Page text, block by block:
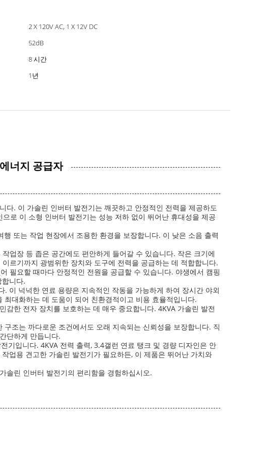
2 X 120V AC, 1 X 12V DC
52dB
8 시간
1년
너지 공급자
. 이 가솔린 인버터 발전기는 깨끗하고 안정적인 전력을 제공하도
로 이 소형 인버터 발전기는 성능 저하 없이 뛰어난 휴대성을 제공
또는 작업 현장에서 조용한 환경을 보장합니다. 이 낮은 소음 출력
업장 등 좁은 공간에도 편안하게 들어갈 수 있습니다. 작은 크기에
르기까지 광범위한 장치와 도구에 전력을 공급하는 데 적합합니다.
필요할 때마다 안정적인 전원을 공급할 수 있습니다. 야생에서 캠핑
니다.
이 넉넉한 연료 용량은 지속적인 작동을 가능하게 하여 장시간 야외
대화하는 데 도움이 되어 친환경적이고 비용 효율적입니다.
한 전자 장치를 보호하는 데 매우 중요합니다. 4KVA 가솔린 발전
조는 까다로운 조건에서도 오래 지속되는 신뢰성을 보장합니다. 직
단하게 만듭니다.
기입니다. 4KVA 전력 출력, 3.4갤런 연료 탱크 및 경량 디자인은 안
업용 견고한 가솔린 발전기가 필요하든, 이 제품은 뛰어난 가치와
솔린 인버터 발전기의 편리함을 경험하십시오.